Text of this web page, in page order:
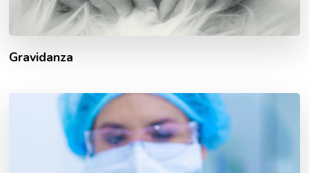
Gravidanza